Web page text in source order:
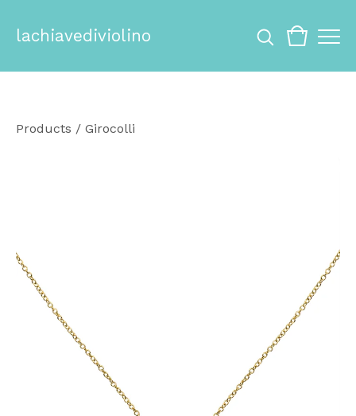
lachiavediviolino
Products / Girocolli